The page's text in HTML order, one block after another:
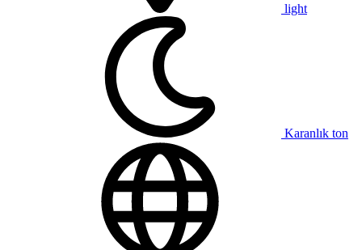
light
Karanlık ton